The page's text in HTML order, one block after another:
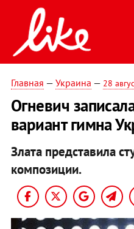
Главная — Украина — 28
Огневич
вариант гимна
Злата представила
композиции.